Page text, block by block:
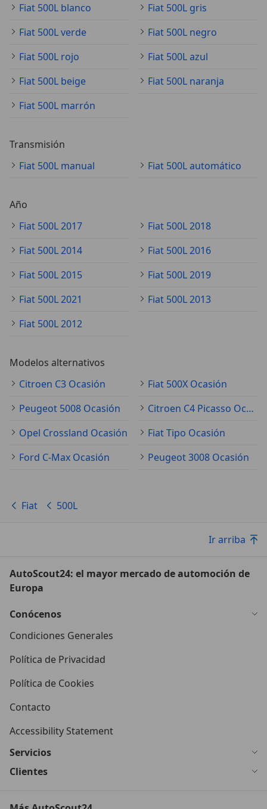
Fiat 500L blanco
Fiat 500L gris
Fiat 500L verde
Fiat 500L negro
Fiat 500L rojo
Fiat 500L azul
Fiat 500L beige
Fiat 500L naranja
Fiat 500L marrón
Transmisión
Fiat 500L manual
Fiat 500L automático
Año
Fiat 500L 2017
Fiat 500L 2018
Fiat 500L 2014
Fiat 500L 2016
Fiat 500L 2015
Fiat 500L 2019
Fiat 500L 2021
Fiat 500L 2013
Fiat 500L 2012
Modelos alternativos
Citroen C3 Ocasión
Fiat 500X Ocasión
Peugeot 5008 Ocasión
Citroen C4 Picasso Ocasión
Opel Crossland Ocasión
Fiat Tipo Ocasión
Ford C-Max Ocasión
Peugeot 3008 Ocasión
Fiat 500L
Ir arriba
AutoScout24: el mayor mercado de automoción de
Europa
Conócenos
Condiciones Generales
Política de Privacidad
Política de Cookies
Contacto
Accessibility Statement
Servicios
Clientes